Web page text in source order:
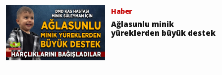
Haber
Ağlasunlu minik
yüreklerden büyük destek